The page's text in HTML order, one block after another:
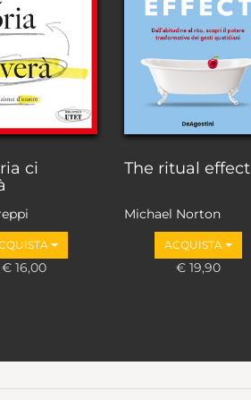
ci
€ 16,00
The ritual effect
Michael Norton
ACQUISTA
€ 19,90